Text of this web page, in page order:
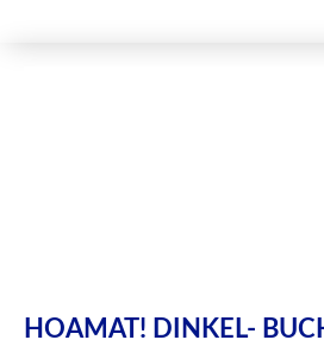
HOAMAT! DINKEL-